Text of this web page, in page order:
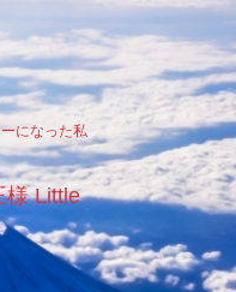
になった私
様 Little